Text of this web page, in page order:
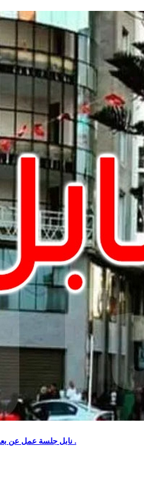
نابل جلسة عمل عن بعد : النظافة والجمالية الحضرية للبلديات .